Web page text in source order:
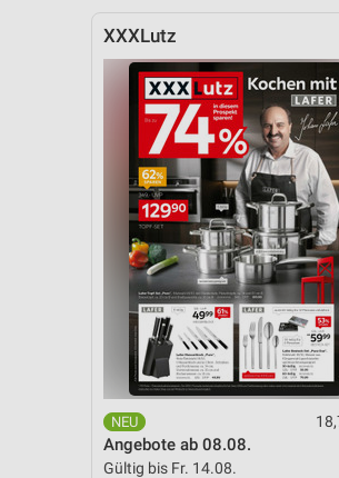
XXXLutz
Angebote ab 08.08.
Gültig bis Fr. 14.08.
Messung der Performance von Inhalten
Analyse von Zielgruppen durch
Entwicklung und Verbesserung der
Verwendung reduzierter Daten zur
IAB-Besonderheiten:
Verwendung genauer Standortdaten
Geräte anhand von aktiv angeforderten
Nicht-IAB-Verarbeitungszwecke:
Notwendig
Performance